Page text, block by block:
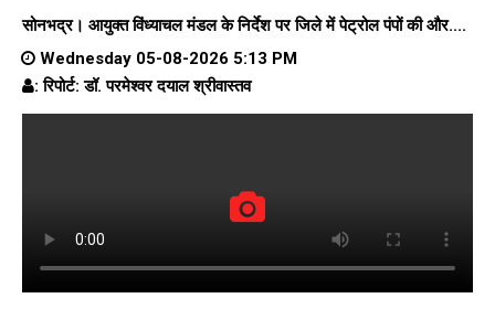
सोनभद्र। आयुक्त विंध्याचल मंडल के निर्देश पर जिले में पेट्रोल पंपों की और....
Wednesday 05-08-2026 5:13 PM
: रिपोर्ट: डॉ. परमेश्वर दयाल श्रीवास्तव